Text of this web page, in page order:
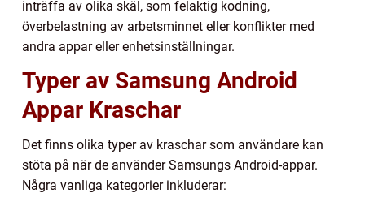
inträffa av olika skäl, som felaktig kodning,
överbelastning av arbetsminnet eller konflikter med
andra appar eller enhetsinställningar.
Typer av Samsung Android
Appar Kraschar
Det finns olika typer av kraschar som användare kan
stöta på när de använder Samsungs Android-appar.
Några vanliga kategorier inkluderar: